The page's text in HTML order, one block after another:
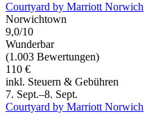
Courtyard by Marriott Norwich
Norwichtown
9,0/10
Wunderbar
(1.003 Bewertungen)
110 €
inkl. Steuern & Gebühren
7. Sept.–8. Sept.
Courtyard by Marriott Norwich